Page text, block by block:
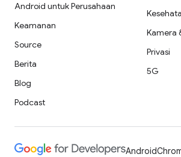
Android untuk Perusahaan
Keamanan
Source
Berita
Blog
Podcast
Kamera
Privasi
5G
Android